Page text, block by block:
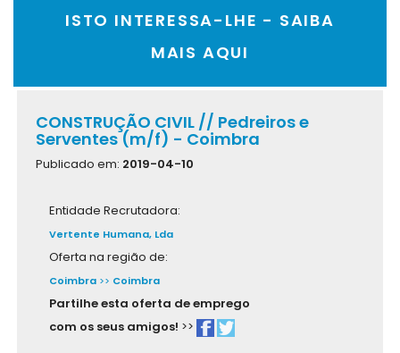
ISTO INTERESSA-LHE - SAIBA
MAIS AQUI
CONSTRUÇÃO CIVIL // Pedreiros e
Serventes (m/f) - Coimbra
Publicado em: 2019-04-10
Entidade Recrutadora:
Vertente Humana, Lda
Oferta na região de:
Coimbra >> Coimbra
Partilhe esta oferta de emprego
com os seus amigos! >>